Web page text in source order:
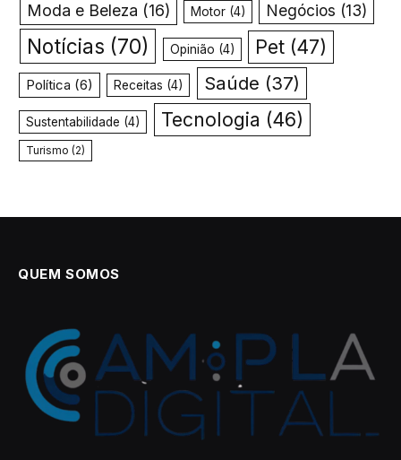
Moda e Beleza (16) Motor(4) Negócios (13)
Notícias (70) Opinião (4) Pet (47)
Política (6) Receitas (4) Saúde (37)
Sustentabilidade (4) Tecnologia (46)
Turismo (2)
QUEM SOMOS